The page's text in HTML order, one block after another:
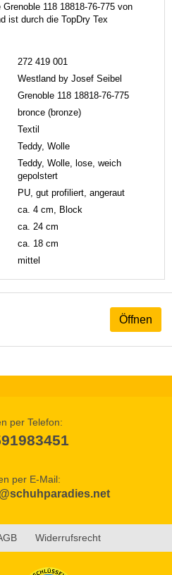
118 18818-76-775 von
ist durch die TopDry Tex
272 419 001
Westland by Josef Seibel
Grenoble 118 18818-76-775
bronce (bronze)
Textil
Teddy, Wolle
Teddy, Wolle, lose, weich
gepolstert
PU, gut profiliert, angeraut
ca. 4 cm, Block
ca. 24 cm
ca. 18 cm
mittel
Öffnen
per Telefon:
per E-Mail:
Widerrufsrecht